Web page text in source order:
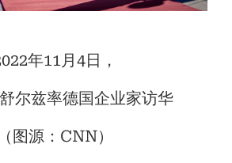
年11月4日，
尔兹率德国企业家访华
（图源：CNN）